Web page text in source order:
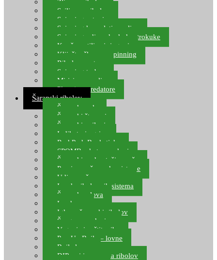
Žlice za ribolov
Sajlice za ribolov
Spinning setovi
Spinning kompleti varalica
Spinning udice, dvokuke, trokuke
Kopče, vrtilice i ringovi
Kliješta, škare za spinning
Ribolov pastrve
Spinning torbe
Mirisi za varalice
Plovci za predatore
Šaranski ribolov
Šaranske role
Šaranski štapovi
Šaranski najloni
Indikatori ugriza
Rod Pod, Banksticks
SPOMB rakete, markeri
Šaranski podmetači, mreže
Pernice za šaranske sisteme
Udice za šarana, amura
Izrada ribolovnih sistema
Šaranska olova
Leadcore
Igle za šaranski ribolov
Špage, upredenice
Vaganje i zaštita ribe
Pop Up Boile – lovne
Boile lovne
DIP-ovi i arome za ribolov